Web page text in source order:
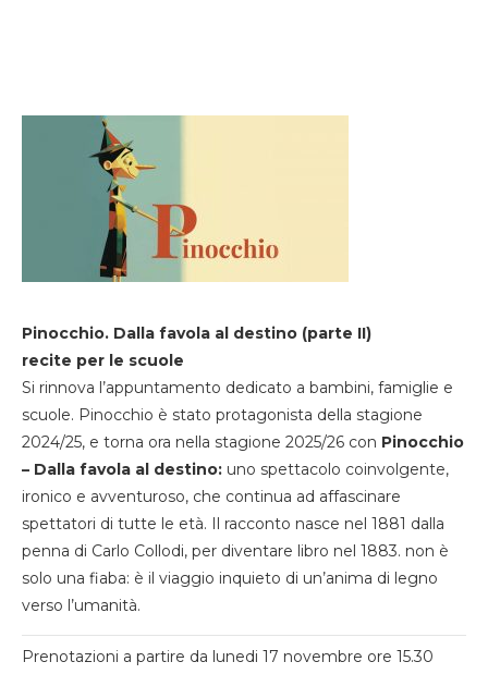
Pinocchio. Dalla favola al destino (parte II)
recite per le scuole
Si rinnova l’appuntamento dedicato a bambini, famiglie e
scuole. Pinocchio è stato protagonista della stagione
2024/25, e torna ora nella stagione 2025/26 con Pinocchio
– Dalla favola al destino: uno spettacolo coinvolgente,
ironico e avventuroso, che continua ad affascinare
spettatori di tutte le età. Il racconto nasce nel 1881 dalla
penna di Carlo Collodi, per diventare libro nel 1883. non è
solo una fiaba: è il viaggio inquieto di un’anima di legno
verso l’umanità.
Prenotazioni a partire da lunedi 17 novembre ore 15.30